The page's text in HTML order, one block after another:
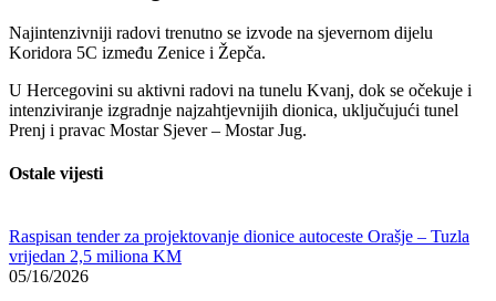
Najintenzivniji radovi trenutno se izvode na sjevernom dijelu
Koridora 5C između Zenice i Žepča.
U Hercegovini su aktivni radovi na tunelu Kvanj, dok se očekuje i
intenziviranje izgradnje najzahtjevnijih dionica, uključujući tunel
Prenj i pravac Mostar Sjever – Mostar Jug.
Ostale vijesti
Raspisan tender za projektovanje dionice autoceste Orašje – Tuzla
vrijedan 2,5 miliona KM
05/16/2026